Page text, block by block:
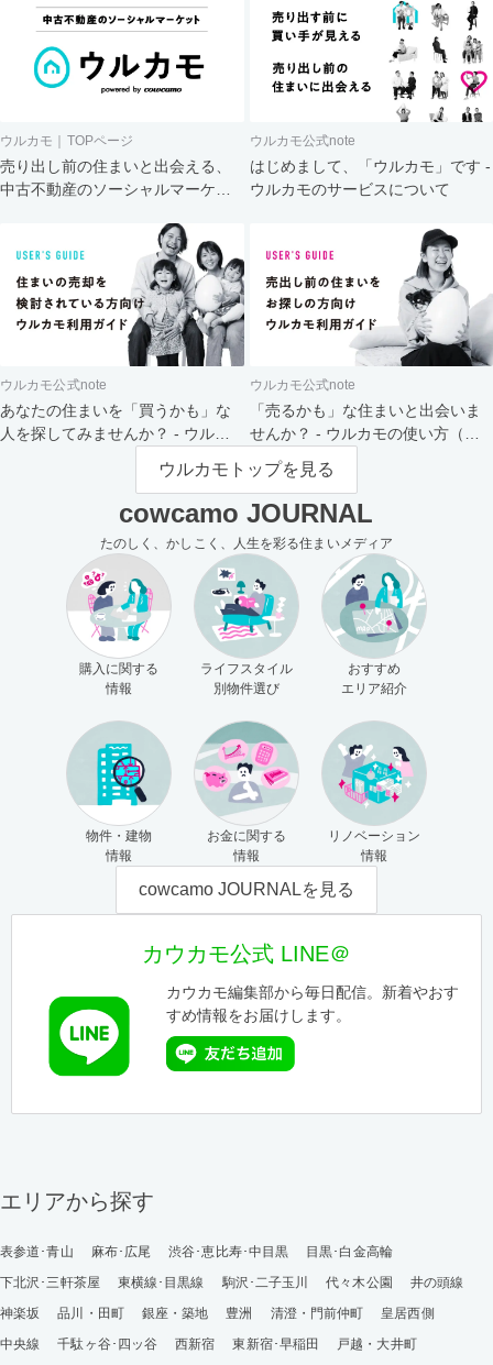
ウルカモ｜TOPページ
売り出し前の住まいと出会える、
中古不動産のソーシャルマーケッ
ウルカモ公式note
はじめまして、「ウルカモ」です -
ウルカモのサービスについて
ウルカモ公式note
あなたの住まいを「買うかも」な
人を探してみませんか？ - ウルカ
ウルカモ公式note
「売るかも」な住まいと出会いま
せんか？ - ウルカモの使い方（買
主さま向け）
ウルカモトップを見る
cowcamo JOURNAL
たのしく、かしこく、人生を彩る住まいメディア
購入に関する
情報
ライフスタイル
別物件選び
おすすめ
エリア紹介
物件・建物
情報
お金に関する
情報
リノベーション
情報
cowcamo JOURNALを見る
カウカモ公式 LINE＠
カウカモ編集部から毎日配信。新着やおす
すめ情報をお届けします。
エリアから探す
表参道･青山 麻布･広尾 渋谷･恵比寿･中目黒
目黒･白金高輪
下北沢･三軒茶屋
東横線･目黒線 駒沢･二子玉川 代々木公園
井の頭線
神楽坂
品川・田町 銀座・築地 豊洲 清澄・門前仲町
皇居西側
中央線
千駄ヶ谷･四ッ谷 西新宿 東新宿･早稲田
戸越・大井町